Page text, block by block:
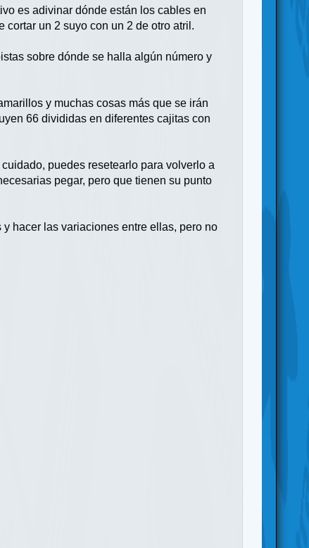
es adivinar dónde están los cables en
un 2 suyo con un 2 de otro atril.
sobre dónde se halla algún número y
y muchas cosas más que se irán
66 divididas en diferentes cajitas con
puedes resetearlo para volverlo a
pegar, pero que tienen su punto
hacer las variaciones entre ellas, pero no